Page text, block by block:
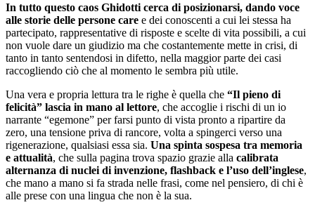
In tutto questo caos Ghidotti cerca di posizionarsi, dando voce
alle storie delle persone care e dei conoscenti a cui lei stessa ha
partecipato, rappresentative di risposte e scelte di vita possibili, a cui
non vuole dare un giudizio ma che costantemente mette in crisi, di
tanto in tanto sentendosi in difetto, nella maggior parte dei casi
raccogliendo ciò che al momento le sembra più utile.
Una vera e propria lettura tra le righe è quella che “Il pieno di
felicità” lascia in mano al lettore, che accoglie i rischi di un io
narrante “egemone” per farsi punto di vista pronto a ripartire da
zero, una tensione priva di rancore, volta a spingerci verso una
rigenerazione, qualsiasi essa sia. Una spinta sospesa tra memoria
e attualità, che sulla pagina trova spazio grazie alla calibrata
alternanza di nuclei di invenzione, flashback e l’uso dell’inglese,
che mano a mano si fa strada nelle frasi, come nel pensiero, di chi è
alle prese con una lingua che non è la sua.